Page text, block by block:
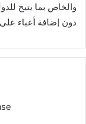
والخاص بما يتيح
دون إضافة أعباء على